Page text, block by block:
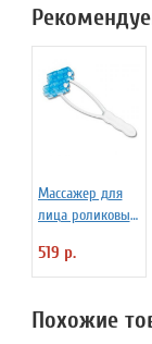
Массажер для
лица роликовый
519 р.
Похожие